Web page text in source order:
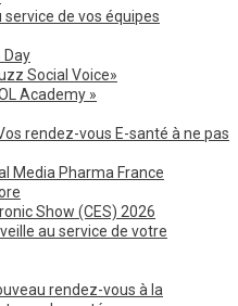
service de vos équipes
Day
Social Voice»
Academy »
rendez-vous E-santé à ne pas
Media Pharma France
Show (CES) 2026
au service de votre
rendez-vous à la